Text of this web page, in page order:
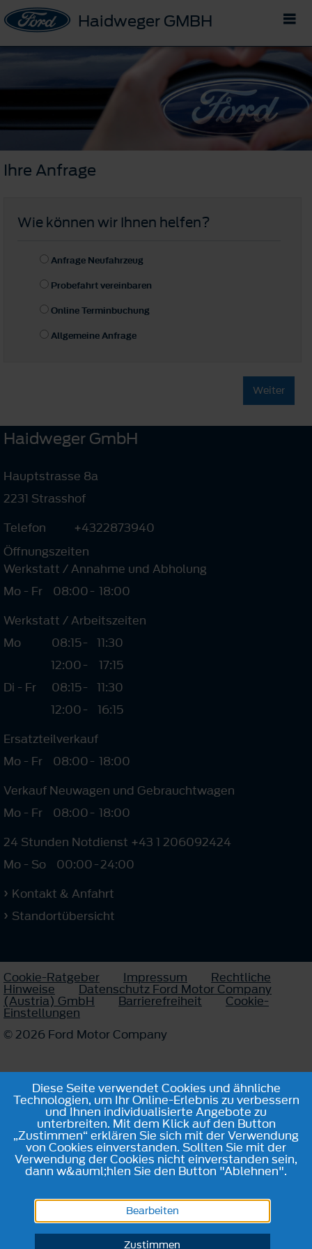
Haidweger GMBH
Ihre Anfrage
Wie können wir Ihnen helfen?
Anfrage Neufahrzeug
Probefahrt vereinbaren
Online Terminbuchung
Allgemeine Anfrage
Weiter
Haidweger GmbH
Hauptstrasse 8a
2231 Strasshof
Telefon
+4322873940
Öffnungszeiten
Werkstatt / Annahme und Abholung
Mo - Fr
08:00- 18:00
Werkstatt / Arbeitszeiten
Mo
08:15
12:00
-
-
11:30
17:15
Di - Fr
08:15
12:00
-
-
11:30
16:15
Ersatzteilverkauf
Mo - Fr
08:00- 18:00
Verkauf Neuwagen und Gebrauchtwagen
Mo - Fr
08:00- 18:00
24 Stunden Notdienst +43 1 206092424
Mo - So
00:00-24:00
Kontakt & Anfahrt
Standortübersicht
Cookie-Ratgeber Impressum Rechtliche
Hinweise Datenschutz Ford Motor Company
(Austria) GmbH Barrierefreiheit Cookie-
Einstellungen
© 2026 Ford Motor Company
Diese Seite verwendet Cookies und ähnliche
Technologien, um Ihr Online-Erlebnis zu verbessern
und Ihnen individualisierte Angebote zu
unterbreiten. Mit dem Klick auf den Button
„Zustimmen“ erklären Sie sich mit der Verwendung
von Cookies einverstanden. Sollten Sie mit der
Verwendung der Cookies nicht einverstanden sein,
dann w&auml;hlen Sie den Button "Ablehnen".
Bearbeiten
Zustimmen